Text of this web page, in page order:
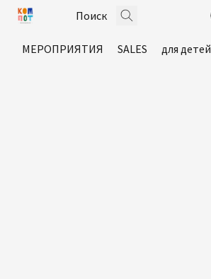
МЕРОПРИЯТИЯ SALES для детей